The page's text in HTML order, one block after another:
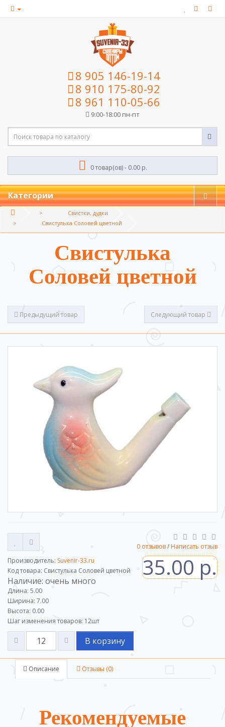
8 905 146-19-14
8 910 175-80-92
8 961 110-05-66
9:00-18:00 пн-пт
0 товар(ов) - 0.00 р.
Категории
Свистки, дудки
Свистулька Соловей цветной
Свистулька
Соловей цветной
Предыдущий товар Следующий товар
0 отзывов/ Написать отзыв
Производитель: Suvenir-33.ru
Код товара: Свистулька Соловей цветной
Наличие: очень много
Длина: 5.00
Ширина: 7.00
Высота: 0.00
Шаг изменения товаров: 12шт
35.00 р.
В корзину
Описание Отзывы (0)
Рекомендуемые